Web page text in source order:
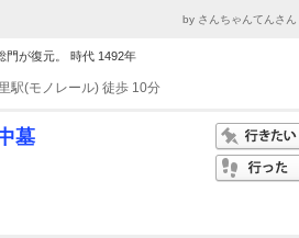
by さんちゃんてんさん
門が復元。 時代 1492年
駅(モノレール) 徒歩 10分
墓